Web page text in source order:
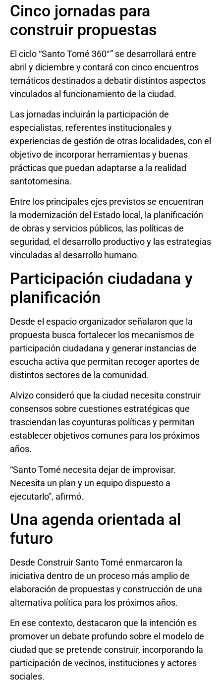
Cinco jornadas para
construir propuestas
El ciclo “Santo Tomé 360°” se desarrollará entre
abril y diciembre y contará con cinco encuentros
temáticos destinados a debatir distintos aspectos
vinculados al funcionamiento de la ciudad.
Las jornadas incluirán la participación de
especialistas, referentes institucionales y
experiencias de gestión de otras localidades, con el
objetivo de incorporar herramientas y buenas
prácticas que puedan adaptarse a la realidad
santotomesina.
Entre los principales ejes previstos se encuentran
la modernización del Estado local, la planificación
de obras y servicios públicos, las políticas de
seguridad, el desarrollo productivo y las estrategias
vinculadas al desarrollo humano.
Participación ciudadana y
planificación
Desde el espacio organizador señalaron que la
propuesta busca fortalecer los mecanismos de
participación ciudadana y generar instancias de
escucha activa que permitan recoger aportes de
distintos sectores de la comunidad.
Alvizo consideró que la ciudad necesita construir
consensos sobre cuestiones estratégicas que
trasciendan las coyunturas políticas y permitan
establecer objetivos comunes para los próximos
años.
“Santo Tomé necesita dejar de improvisar.
Necesita un plan y un equipo dispuesto a
ejecutarlo”, afirmó.
Una agenda orientada al
futuro
Desde Construir Santo Tomé enmarcaron la
iniciativa dentro de un proceso más amplio de
elaboración de propuestas y construcción de una
alternativa política para los próximos años.
En ese contexto, destacaron que la intención es
promover un debate profundo sobre el modelo de
ciudad que se pretende construir, incorporando la
participación de vecinos, instituciones y actores
sociales.